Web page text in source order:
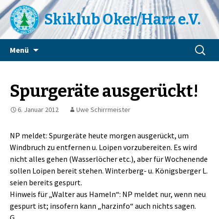
Skiklub Oker/Harz e.V.
Menü
Suchen
nach:
Spurgeräte ausgerückt!
6. Januar 2012 Uwe Schirrmeister
NP meldet: Spurgeräte heute morgen ausgerückt, um
Windbruch zu entfernen u. Loipen vorzubereiten. Es wird
nicht alles gehen (Wasserlöcher etc.), aber für Wochenende
sollen Loipen bereit stehen. Winterberg- u. Königsberger L.
seien bereits gespurt.
Hinweis für „Walter aus Hameln“: NP meldet nur, wenn neu
gespurt ist; insofern kann „harzinfo“ auch nichts sagen.